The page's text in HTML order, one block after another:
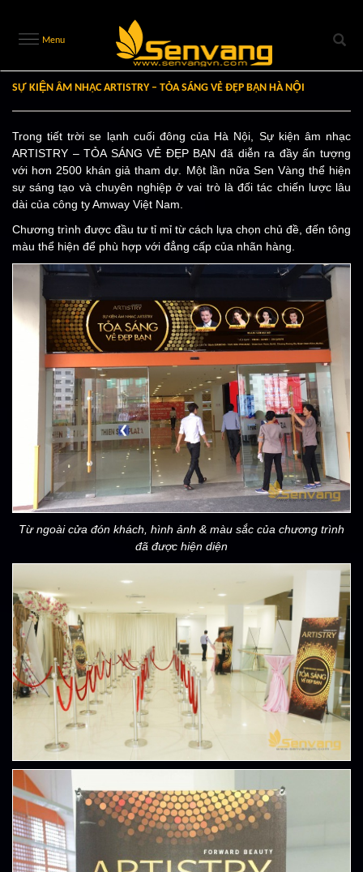
Menu
SỰ KIỆN ÂM NHẠC ARTISTRY – TỎA SÁNG VẺ ĐẸP BẠN HÀ NỘI
Trong tiết trời se lạnh cuối đông của Hà Nội, Sự kiện âm nhạc
ARTISTRY – TỎA SÁNG VẺ ĐẸP BẠN đã diễn ra đầy ấn tượng
với hơn 2500 khán giả tham dự. Một lần nữa Sen Vàng thể hiện
sự sáng tạo và chuyên nghiệp ở vai trò là đối tác chiến lược lâu
dài của công ty Amway Việt Nam.
Chương trình được đầu tư tỉ mỉ từ cách lựa chọn chủ đề, đến tông
màu thể hiện để phù hợp với đẳng cấp của nhãn hàng.
Từ ngoài cửa đón khách, hình ảnh & màu sắc của chương trình
đã được hiện diện